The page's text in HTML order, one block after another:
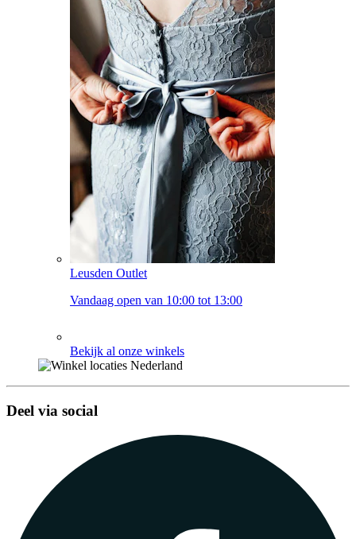
Leusden Outlet
Vandaag open van 10:00 tot 13:00
Bekijk al onze winkels
Deel via social